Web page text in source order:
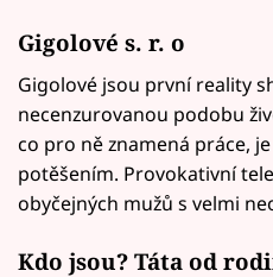
Gigolové s. r. o
Gigolové jsou první reality
necenzurovanou podobu
co pro ně znamená práce,
potěšením. Provokativní
obyčejných mužů s velmi
Kdo jsou? Táta od